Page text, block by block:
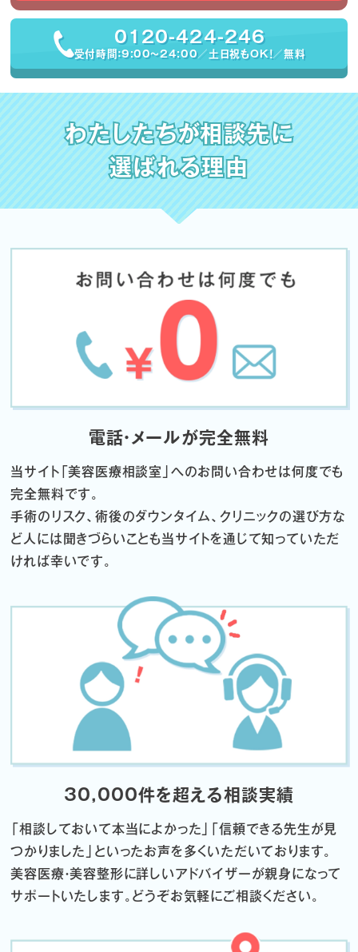
0120-424-246
受付時間：9:00〜24:00／土日祝もOK！／無料
わたしたちが相談先に
選ばれる理由
電話・メールが完全無料
当サイト「美容医療相談室」へのお問い合わせは何度でも
完全無料です。
手術のリスク、術後のダウンタイム、クリニックの選び方な
ど 人には聞きづらいことも当サイトを通じて知っていただ
ければ幸いです。
30,000件を超える相談実績
「相談しておいて本当によかった」「信頼できる先生が見
つかりました」 といったお声を多くいただいております。
美容医療・美容整形に詳しいアドバイザーが親身になって
サポートいたします。 どうぞお気軽にご相談ください。